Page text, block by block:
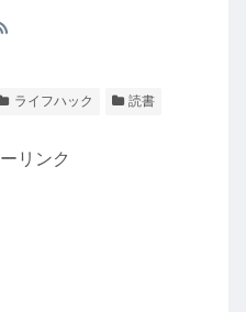
ライフハック 読書
リンク